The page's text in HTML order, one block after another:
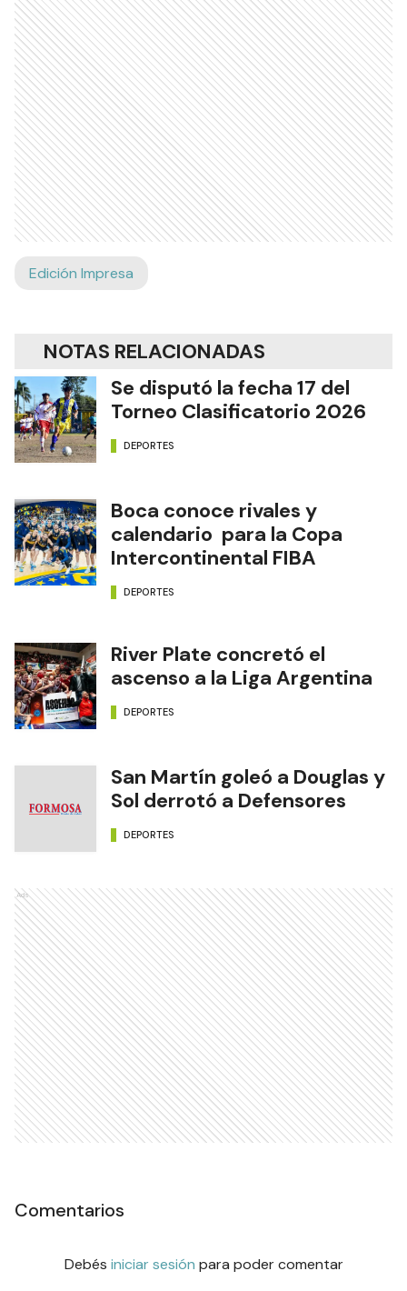
Edición Impresa
NOTAS RELACIONADAS
Se disputó la fecha 17 del
Torneo Clasificatorio 2026
DEPORTES
Boca conoce rivales y
calendario para la Copa
Intercontinental FIBA
DEPORTES
River Plate concretó el
ascenso a la Liga Argentina
DEPORTES
San Martín goleó a Douglas y
Sol derrotó a Defensores
DEPORTES
Ads
Comentarios
Debés iniciar sesión para poder comentar